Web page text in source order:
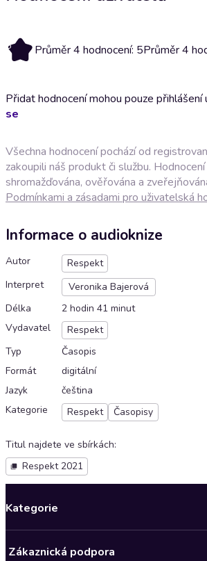
5 Průměr 4 hodnocení: 5Průměr 4
Přidat hodnocení mohou pouze přihlášení
se
Všechna hodnocení pochází od
zakoupili náš produkt či službu.
shromažďována, ověřována a
Podmínkami a zásadami pro uživatelská
Informace o audioknize
Autor
Respekt
Interpret
Veronika Bajerová
Délka
2 hodin 41 minut
Vydavatel
Respekt
Typ
Časopis
Formát
digitální
Jazyk
čeština
Kategorie
Respekt Časopisy
Titul najdete ve sbírkách:
Respekt 2021
Kategorie
Zákaznická podpora